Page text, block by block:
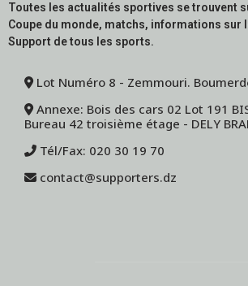
Toutes les actualités sportives se trouvent
Coupe du monde, matchs, informations sur
Support de tous les sports.
Lot Numéro 8 - Zemmouri.
Annexe: Bois des cars 02 Lot 191
Bureau 42 troisième étage - DELY
Tél/Fax: 020 30 19 70
contact@supporters.dz